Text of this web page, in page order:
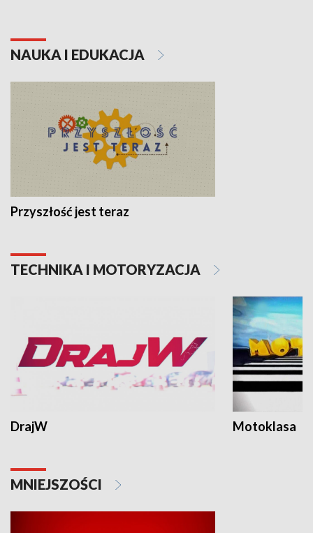
NAUKA I EDUKACJA
Przyszłość jest teraz
TECHNIKA I MOTORYZACJA
DrajW Motoklasa
MNIEJSZOŚCI